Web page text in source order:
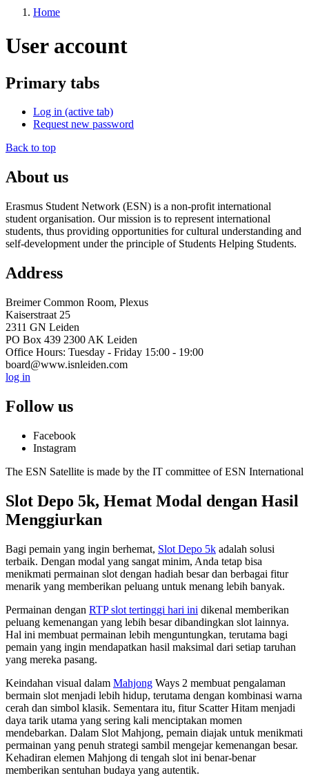
Home
User account
Primary tabs
Log in (active tab)
Request new password
Back to top
About us
Erasmus Student Network (ESN) is a non-profit international
student organisation. Our mission is to represent international
students, thus providing opportunities for cultural understanding and
self-development under the principle of Students Helping Students.
Address
Breimer Common Room, Plexus
Kaiserstraat 25
2311 GN Leiden
PO Box 439 2300 AK Leiden
Office Hours: Tuesday - Friday 15:00 - 19:00
board@www.isnleiden.com
log in
Follow us
Facebook
Instagram
The ESN Satellite is made by the IT committee of ESN International
Slot Depo 5k, Hemat Modal dengan Hasil
Menggiurkan
Bagi pemain yang ingin berhemat, Slot Depo 5k adalah solusi
terbaik. Dengan modal yang sangat minim, Anda tetap bisa
menikmati permainan slot dengan hadiah besar dan berbagai fitur
menarik yang memberikan peluang untuk menang lebih banyak.
Permainan dengan RTP slot tertinggi hari ini dikenal memberikan
peluang kemenangan yang lebih besar dibandingkan slot lainnya.
Hal ini membuat permainan lebih menguntungkan, terutama bagi
pemain yang ingin mendapatkan hasil maksimal dari setiap taruhan
yang mereka pasang.
Keindahan visual dalam Mahjong Ways 2 membuat pengalaman
bermain slot menjadi lebih hidup, terutama dengan kombinasi warna
cerah dan simbol klasik. Sementara itu, fitur Scatter Hitam menjadi
daya tarik utama yang sering kali menciptakan momen
mendebarkan. Dalam Slot Mahjong, pemain diajak untuk menikmati
permainan yang penuh strategi sambil mengejar kemenangan besar.
Kehadiran elemen Mahjong di tengah slot ini benar-benar
memberikan sentuhan budaya yang autentik.